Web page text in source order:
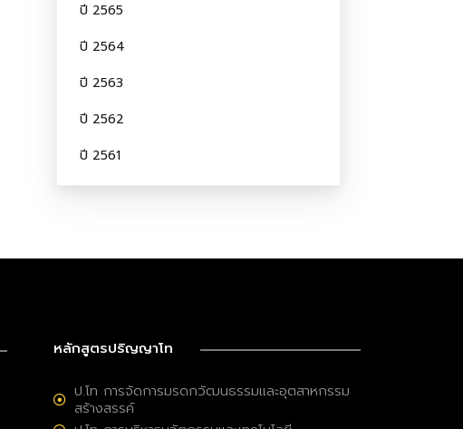
ปี 2565
ปี 2564
ปี 2563
ปี 2562
ปี 2561
หลักสูตรปริญญาโท
ป.โท การจัดการมรดกวัฒนธรรมและอุตสาหกรรม
สร้างสรรค์